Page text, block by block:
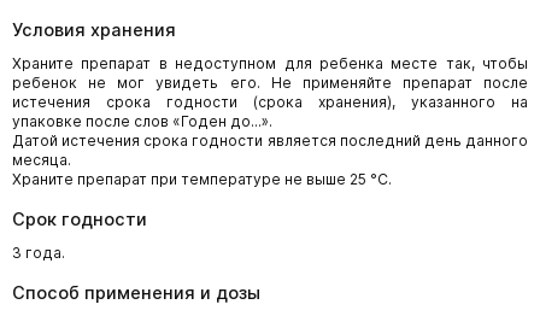
Условия хранения
Храните препарат в недоступном для ребенка месте так, чтобы
ребенок не мог увидеть его. Не применяйте препарат после
истечения срока годности (срока хранения), указанного на
упаковке после слов «Годен до...».
Датой истечения срока годности является последний день данного
месяца.
Храните препарат при температуре не выше 25 °С.
Срок годности
3 года.
Способ применения и дозы